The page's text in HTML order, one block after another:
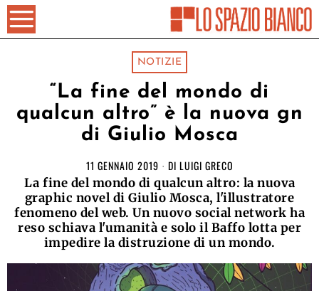
NOTIZIE
“La fine del mondo di
qualcun altro” è la nuova gn
di Giulio Mosca
11 GENNAIO 2019 DI LUIGI GRECO
La fine del mondo di qualcun altro: la nuova
graphic novel di Giulio Mosca, l'illustratore
fenomeno del web. Un nuovo social network ha
reso schiava l'umanità e solo il Baffo lotta per
impedire la distruzione di un mondo.